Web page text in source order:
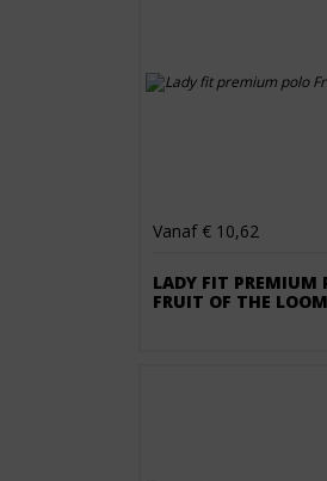
Vanaf € 10,62
LADY FIT PREMIUM
FRUIT OF THE LOOM